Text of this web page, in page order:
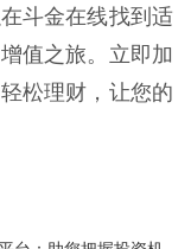
斗金在线找到适
值之旅。立即加
松理财，让您的